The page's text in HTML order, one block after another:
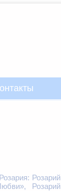
Розарий
Розарий